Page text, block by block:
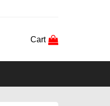
Cart